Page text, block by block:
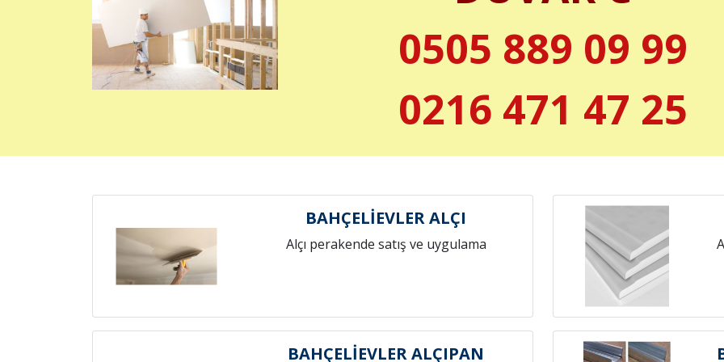
0505 889 09 99
0216 471 47 25
BAHÇELİEVLER ALÇI
Alçı perakende satış ve uygulama
BAHÇELİEVLER ALÇIPAN